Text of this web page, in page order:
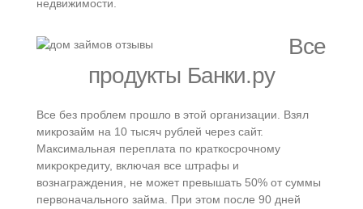
недвижимости.
Все
продукты Банки.ру
Все без проблем прошло в этой организации. Взял
микрозайм на 10 тысяч рублей через сайт.
Максимальная переплата по краткосрочному
микрокредиту, включая все штрафы и
вознаграждения, не может превышать 50% от суммы
первоначального займа. При этом после 90 дней